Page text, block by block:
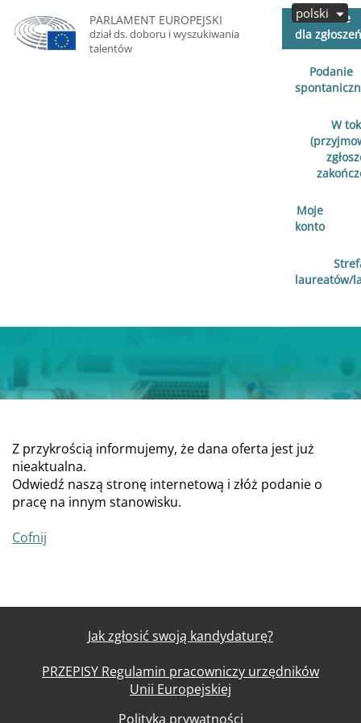
PARLAMENT EUROPEJSKI
dział ds. doboru i wyszukiwania
talentów
Otwarte
dla zgłoszeń
Podanie
W
Moje
konto
laureatów/
polski
Z przykrością informujemy, że dana oferta jest już
nieaktualna.
Odwiedź naszą stronę internetową i złóż podanie o
pracę na innym stanowisku.
Cofnij
Jak zgłosić swoją kandydaturę?
PRZEPISY Regulamin pracowniczy urzędników
Unii Europejskiej
Polityka prywatności